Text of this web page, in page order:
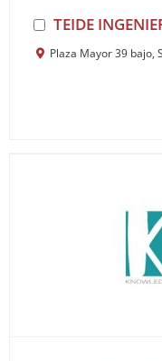
TEIDE
Plaza Mayor 39 bajo,